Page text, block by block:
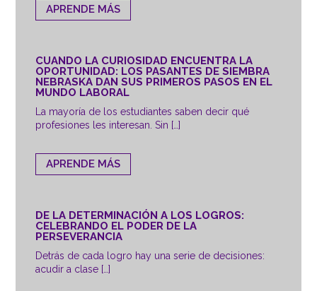
APRENDE MÁS
CUANDO LA CURIOSIDAD ENCUENTRA LA
OPORTUNIDAD: LOS PASANTES DE SIEMBRA
NEBRASKA DAN SUS PRIMEROS PASOS EN EL
MUNDO LABORAL
La mayoría de los estudiantes saben decir qué
profesiones les interesan. Sin […]
APRENDE MÁS
DE LA DETERMINACIÓN A LOS LOGROS:
CELEBRANDO EL PODER DE LA
PERSEVERANCIA
Detrás de cada logro hay una serie de decisiones:
acudir a clase […]